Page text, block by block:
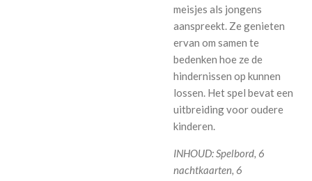
meisjes als jongens
aanspreekt. Ze genieten
ervan om samen te
bedenken hoe ze de
hindernissen op kunnen
lossen. Het spel bevat een
uitbreiding voor oudere
kinderen.
INHOUD: Spelbord, 6
nachtkaarten, 6